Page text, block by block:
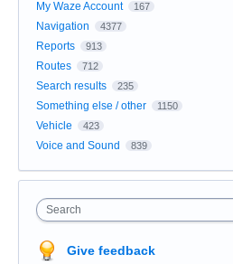
My Waze Account 167
Navigation 4377
Reports 913
Routes 712
Search results 235
Something else / other 1150
Vehicle 423
Voice and Sound 839
Search
Give feedback